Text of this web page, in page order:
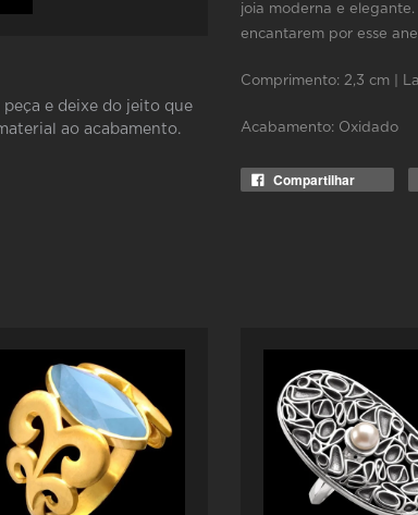
peça e deixe do jeito que
ao acabamento.
joia moderna e
encantarem por esse
Comprimento: 2,3 cm |
Acabamento: Oxidado
Compartilhar